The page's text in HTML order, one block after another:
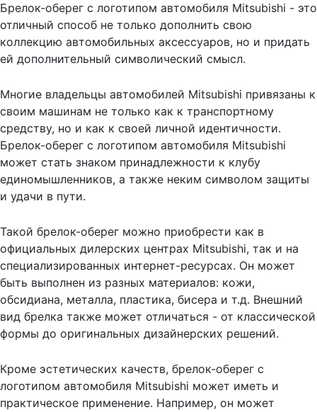
Брелок-оберег с логотипом автомобиля Mitsubishi - это
отличный способ не только дополнить свою
коллекцию автомобильных аксессуаров, но и придать
ей дополнительный символический смысл.
Многие владельцы автомобилей Mitsubishi привязаны к
своим машинам не только как к транспортному
средству, но и как к своей личной идентичности.
Брелок-оберег с логотипом автомобиля Mitsubishi
может стать знаком принадлежности к клубу
единомышленников, а также неким символом защиты
и удачи в пути.
Такой брелок-оберег можно приобрести как в
официальных дилерских центрах Mitsubishi, так и на
специализированных интернет-ресурсах. Он может
быть выполнен из разных материалов: кожи,
обсидиана, металла, пластика, бисера и т.д. Внешний
вид брелка также может отличаться - от классической
формы до оригинальных дизайнерских решений.
Кроме эстетических качеств, брелок-оберег с
логотипом автомобиля Mitsubishi может иметь и
практическое применение. Например, он может